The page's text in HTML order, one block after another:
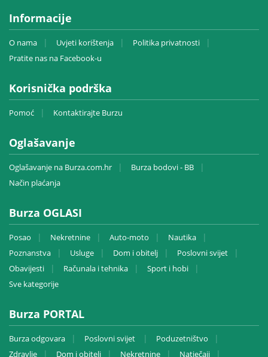
Informacije
O nama Uvjeti korištenja
Politika privatnosti
Pratite nas na Facebook-u
Korisnička podrška
Pomoć Kontaktirajte Burzu
Oglašavanje
Oglašavanje na Burza.com.hr
Burza bodovi - BB
Način plaćanja
Burza OGLASI
Posao Nekretnine Auto-moto
Nautika
Poznanstva
Usluge Dom i obitelj
Poslovni svijet
Obavijesti
Računala i tehnika
Sport i hobi
Sve kategorije
Burza PORTAL
Burza odgovara Poslovni svijet
Poduzetništvo
Zdravlje
Dom i obitelj Nekretnine Natječaji